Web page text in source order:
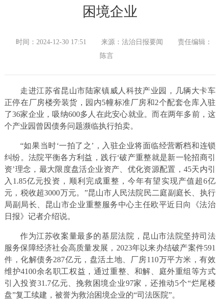
困境企业
时间：2024-12-30 17:51 来源：法治日报要闻
责任编辑：
陈言
走进江苏省昆山市陆家镇威人科技产业园，几辆大卡车
正停在厂房楼旁装货，园内5幢标准厂房和2个配套仓库入驻
了36家企业，吸纳600多人在此安心就业。而在两年多前，这
个产业园曾因债务问题濒临执行拍卖。
“如果当时‘一拍了之’，入驻企业将面临经营断档和连锁
纠纷。法院平衡各方利益，践行‘破产重整就是新一轮招商引
资’理念，最大限度盘活企业资产、优化资源配置，45天内引
入1.85亿元投资，顺利完成重整，今年有望实现产值超6亿
元，税收超3000万元。”昆山市人民法院民二庭副庭长、执行
局副局长、昆山市企业重整服务中心主任欧平近日向《法治
日报》记者介绍说。
作为江苏收案量最多的基层法院，昆山市法院坚持司法
服务保障经济社会高质量发展，2023年以来办结破产案件591
件，化解债务287亿元，盘活土地、厂房110万平方米，有效
维护4100余名职工权益，通过重整、和解、庭外重组等方式
引入投资31.7亿元、挽救困境企业97家，还推动5个“烂尾楼
盘”复工续建，被誉为救治困境企业的“司法医院”。